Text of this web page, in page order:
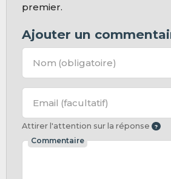
premier.
Ajouter un
Nom (obligatoire)
Email (facultatif)
Attirer l'attention sur la réponse
Commentaire